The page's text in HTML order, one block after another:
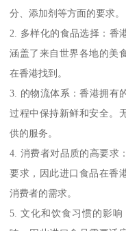
分、添加剂等方面的要求。
2. 多样化的食品选择：香
涵盖了来自世界各地的美
在香港找到。
3. 的物流体系：香港拥有
过程中保持新鲜和安全。
供的服务。
4. 消费者对品质的高要求
要求，因此进口食品在香
消费者的需求。
5. 文化和饮食习惯的影